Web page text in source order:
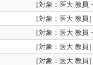
［対象：医大 教員
［対象：医大 教員
［対象：医大 教員
［対象：医大 教員
［対象：医大 教員